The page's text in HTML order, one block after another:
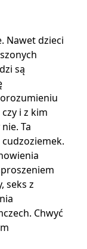
Nawet dzieci
są
i z kim
Ta
seks z
Chwyć